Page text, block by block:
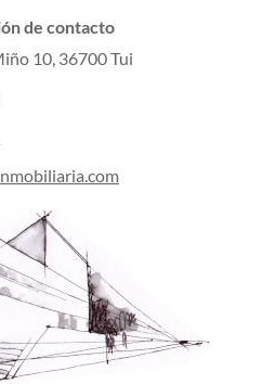
de contacto
10, 36700 Tui